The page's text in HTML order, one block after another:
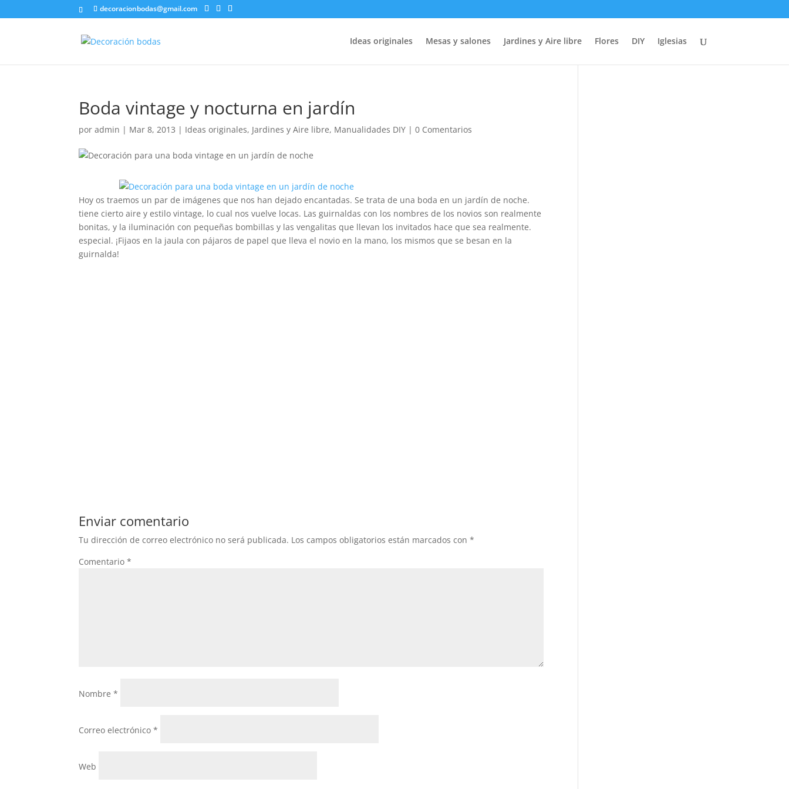
decoracionbodas@gmail.com
Ideas originales Mesas y salones Jardines y Aire libre Flores DIY Iglesias
Boda vintage y nocturna en jardín
poradmin | Mar 8, 2013 | Ideas originales, Jardines y Aire libre, Manualidades DIY |0 Comentarios
Hoy os traemos un par de imágenes que nos han dejado encantadas. Se trata de una boda en un jardín de noche.
tiene cierto aire y estilo vintage, lo cual nos vuelve locas. Las guirnaldas con los nombres de los novios son realmente
bonitas, y la iluminación con pequeñas bombillas y las vengalitas que llevan los invitados hace que sea realmente.
especial. ¡Fijaos en la jaula con pájaros de papel que lleva el novio en la mano, los mismos que se besan en la
guirnalda!
Enviar comentario
Tu dirección de correo electrónico no será publicada. Los campos obligatorios están marcados con*
Comentario*
Nombre*
Correo electrónico*
Web